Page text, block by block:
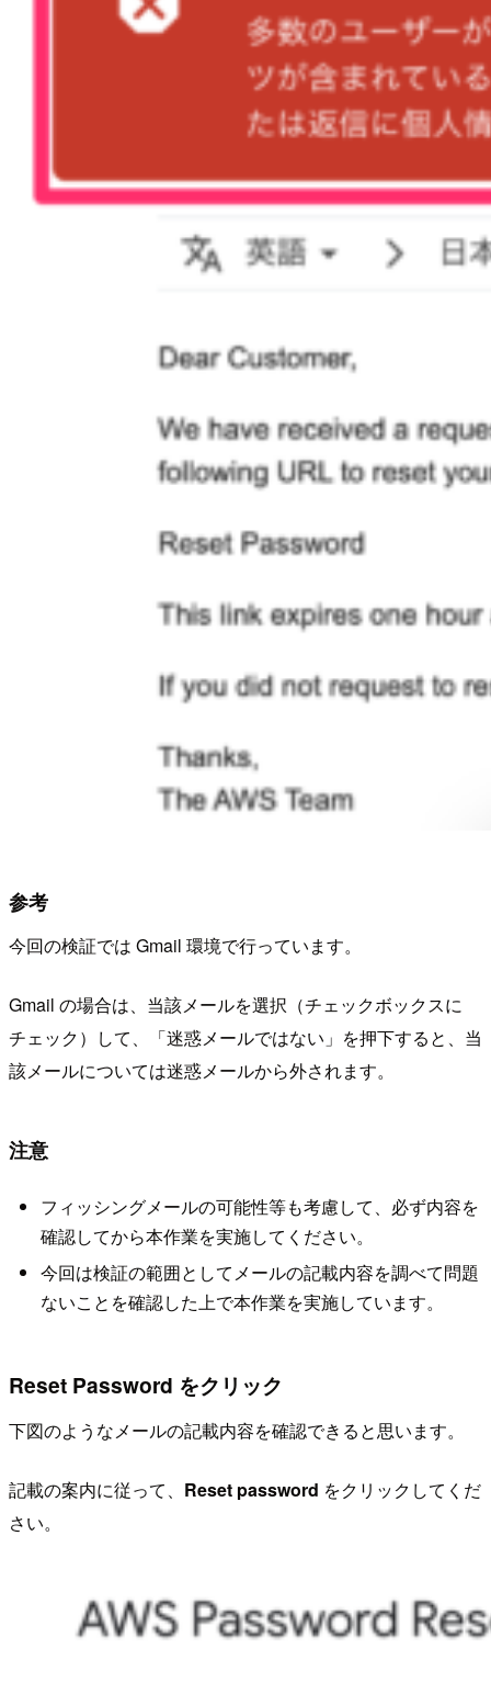
参考
今回の検証では Gmail 環境で行っています。
Gmail の場合は、当該メールを選択（チェックボックスに
チェック）して、「迷惑メールではない」を押下すると、当
該メールについては迷惑メールから外されます。
注意
フィッシングメールの可能性等も考慮して、必ず内容を
確認してから本作業を実施してください。
今回は検証の範囲としてメールの記載内容を調べて問題
ないことを確認した上で本作業を実施しています。
Reset Password をクリック
下図のようなメールの記載内容を確認できると思います。
記載の案内に従って、 Reset password をクリックしてくだ
さい。